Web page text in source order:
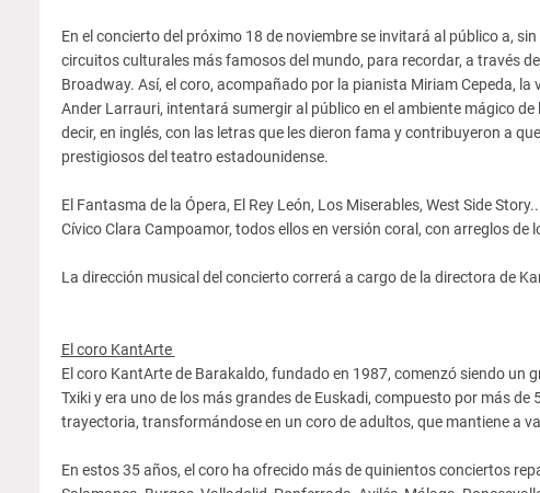
En el concierto del próximo 18 de noviembre se invitará al público a,
circuitos culturales más famosos del mundo, para recordar, a través
Broadway. Así, el coro, acompañado por la pianista Miriam Cepeda,
Ander Larrauri, intentará sumergir al público en el ambiente mágico
decir, en inglés, con las letras que les dieron fama y contribuyeron a
prestigiosos del teatro estadounidense.
El Fantasma de la Ópera, El Rey León, Los Miserables, West Side
Cívico Clara Campoamor, todos ellos en versión coral, con arreglos
La dirección musical del concierto correrá a cargo de la directora de
El coro KantArte
El coro KantArte de Barakaldo, fundado en 1987, comenzó siendo
Txiki y era uno de los más grandes de Euskadi, compuesto por más
trayectoria, transformándose en un coro de adultos, que mantiene a
En estos 35 años, el coro ha ofrecido más de quinientos conciertos